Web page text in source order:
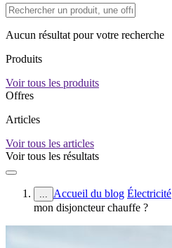
Aucun résultat pour votre recherche
Produits
Voir tous les produits
Offres
Articles
Voir tous les articles
Voir tous les résultats
... Accueil du blog Électricité
mon disjoncteur chauffe ?